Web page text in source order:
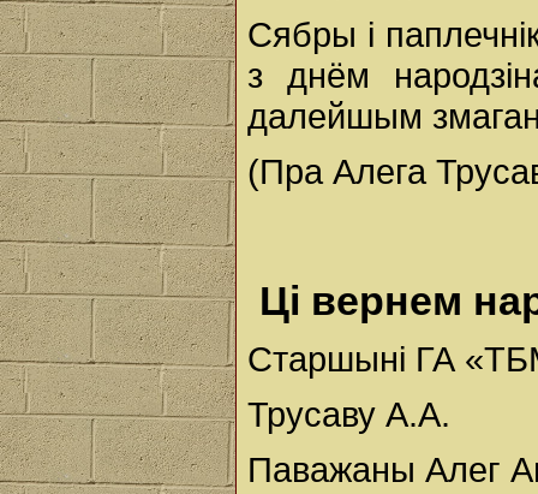
Сябры і
з днём
далейшым
(Пра Алега
Ці вернем
Старшыні ГА
Трусаву А.А.
Паважаны Алег